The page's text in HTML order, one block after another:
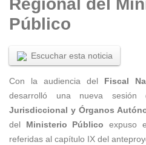
Regional del
Público
Escuchar esta noticia
Con la audiencia del Fiscal
desarrolló una nueva
Jurisdiccional y Órganos
del Ministerio Público expuso
referidas al capítulo IX del